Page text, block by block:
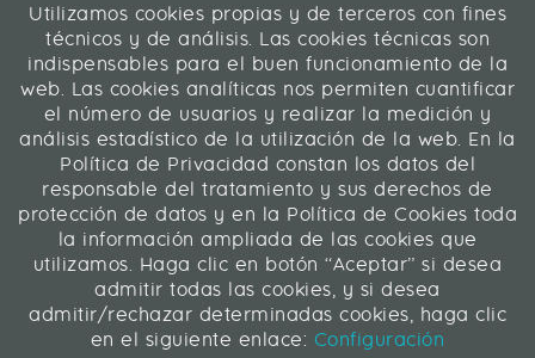
ICA Transformación Digital SLU
C/ La Rábida 27, 28039 Madrid
91 311 04 87
Contacto | Mapa web | Legal
Web desarrollada en Liferay 7.4
Utilizamos cookies propias y de terceros con fines
técnicos y de análisis. Las cookies técnicas son
indispensables para el buen funcionamiento de la
web. Las cookies analíticas nos permiten cuantificar
el número de usuarios y realizar la medición y
análisis estadístico de la utilización de la web. En la
Política de Privacidad constan los datos del
responsable del tratamiento y sus derechos de
protección de datos y en la Política de Cookies toda
la información ampliada de las cookies que
utilizamos. Haga clic en botón “Aceptar” si desea
admitir todas las cookies, y si desea
admitir/rechazar determinadas cookies, haga clic
en el siguiente enlace: Configuración